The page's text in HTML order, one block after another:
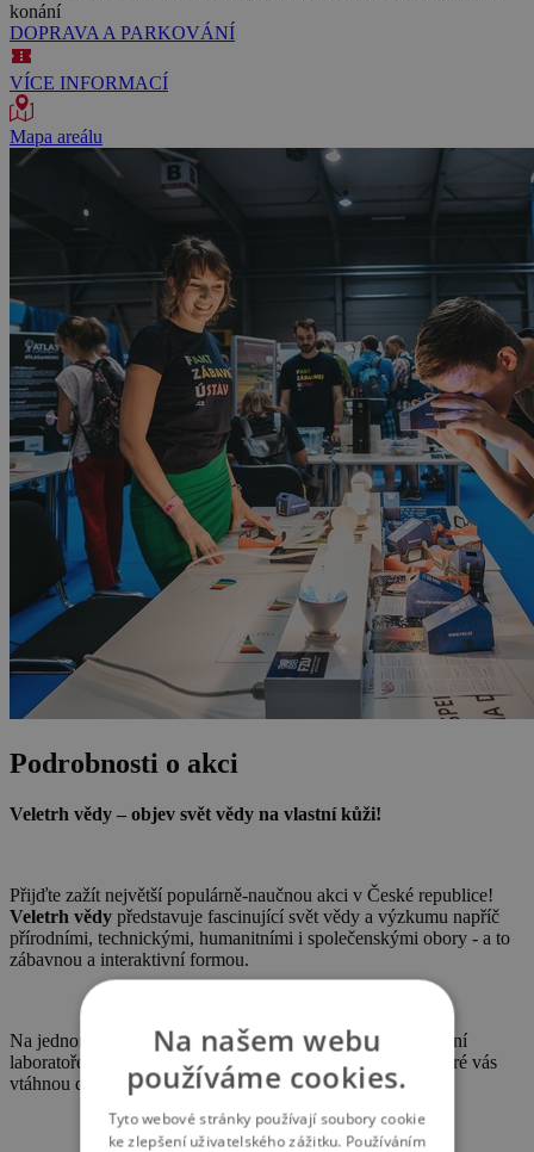
konání
DOPRAVA A PARKOVÁNÍ
VÍCE INFORMACÍ
Mapa areálu
Podrobnosti o akci
Veletrh vědy – objev svět vědy na vlastní kůži!
Přijďte zažít největší populárně-naučnou akci v České republice!
Veletrh vědy představuje fascinující svět vědy a výzkumu napříč
přírodními, technickými, humanitními i společenskými obory - a to
zábavnou a interaktivní formou.
Na jednom místě na vás čekají interaktivní exponáty, mobilní
laboratoře, praktické dílny a vizuálně atraktivní ukázky, které vás
vtáhnou do vědy jako nikdy předtím.
Na našem webu
používáme cookies.
Tyto webové stránky používají soubory cookie
ke zlepšení uživatelského zážitku. Používáním